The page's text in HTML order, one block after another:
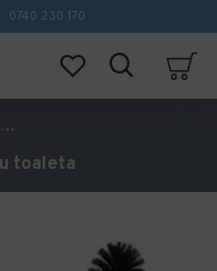
0740 230 170
toaleta